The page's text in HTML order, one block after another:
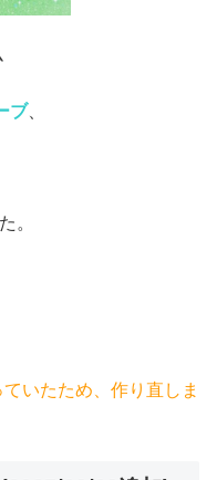
ブ、
。
いたため、作り直しま